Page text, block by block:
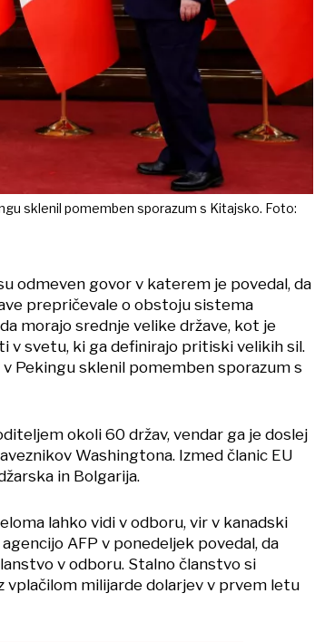
sklenil pomemben sporazum s Kitajsko. Foto:
odmeven govor v katerem je povedal, da
prepričevale o obstoju sistema
morajo srednje velike države, kot je
v svetu, ki ga definirajo pritiski velikih sil.
Pekingu sklenil pomemben sporazum s
okoli 60 držav, vendar ga je doslej
Washingtona. Izmed članic EU
in Bolgarija.
lahko vidi v odboru, vir v kanadski
AFP v ponedeljek povedal, da
v odboru. Stalno članstvo si
vplačilom milijarde dolarjev v prvem letu